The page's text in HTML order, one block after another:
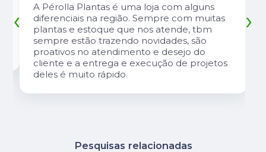
A Pérolla Plantas é uma loja com alguns
diferenciais na região. Sempre com muitas
plantas e estoque que nos atende, tbm
sempre estão trazendo novidades, são
proativos no atendimento e desejo do
cliente e a entrega e execução de projetos
deles é muito rápido.
‹ ›
Pesquisas relacionadas